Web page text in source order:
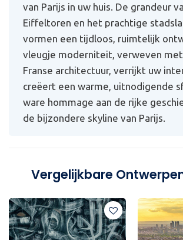
van Parijs in uw huis. De grandeur
Eiffeltoren en het prachtige
vormen een tijdloos, ruimtelijk
vleugje moderniteit, verweven
Franse architectuur, verrijkt uw
creëert een warme, uitnodigende
ware hommage aan de rijke
de bijzondere skyline van Parijs.
Vergelijkbare